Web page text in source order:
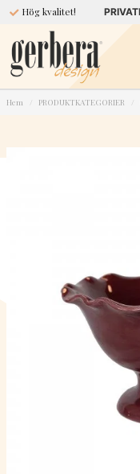
Hög kvalitet!
Hem PRODUKTKATEGORIER